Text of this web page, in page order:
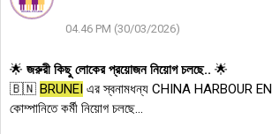
04.46 PM (30/03/2026)
🌟 জরুরী কিছু লোকের প্রয়োজন নিয়োগ চলছে.. 🌟
🇧🇳 BRUNEI এর স্বনামধন্য CHINA HARBOUR
কোম্পানিতে কর্মী নিয়োগ চলছে...